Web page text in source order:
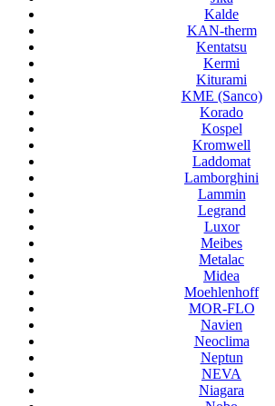
Kalde
KAN-therm
Kentatsu
Kermi
Kiturami
KME (Sanco)
Korado
Kospel
Kromwell
Laddomat
Lamborghini
Lammin
Legrand
Luxor
Meibes
Metalac
Midea
Moehlenhoff
MOR-FLO
Navien
Neoclima
Neptun
NEVA
Niagara